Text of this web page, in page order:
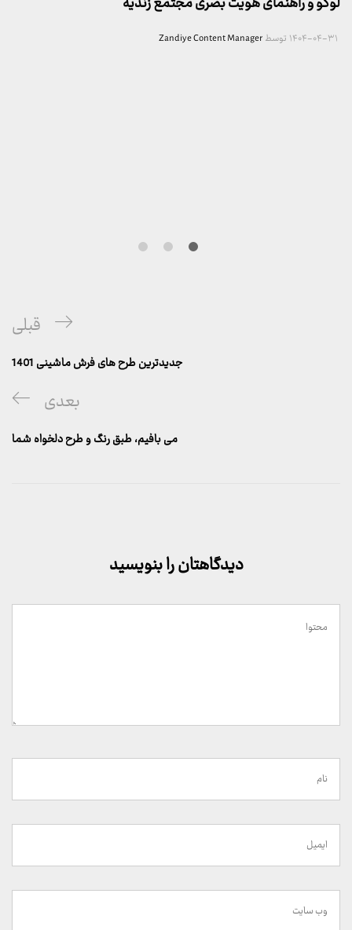
۱۴۰۴-۰۴-۳۱ توسطZandiye Content Manager
پست
قبلی
قبلی
جدیدترین طرح های فرش ماشینی 1401
پست
بعدی
بعدی
می بافیم، طبق رنگ و طرح دلخواه شما
دیدگاهتان را بنویسید